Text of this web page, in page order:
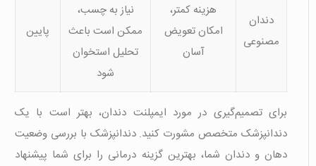
دندان
مصنوعی
هزینه کمتر،
امکان تعویض
آسان
نیاز به چسب،
ممکن است باعث
تحلیل استخوان
شود
پایین
برای تصمیم‌گیری در مورد ایمپلنت دندان، بهتر است با یک
دندانپزشک متخصص مشورت کنید. دندانپزشک با بررسی وضعیت
دهان و دندان شما، بهترین گزینه درمانی را برای شما پیشنهاد